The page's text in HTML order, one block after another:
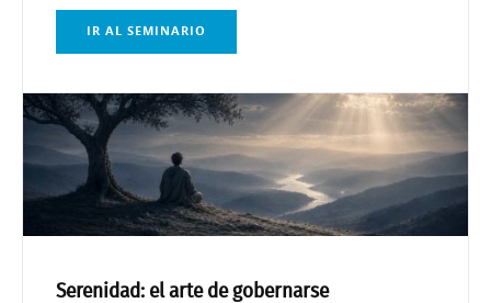
IR AL SEMINARIO
Serenidad: el arte de gobernarse